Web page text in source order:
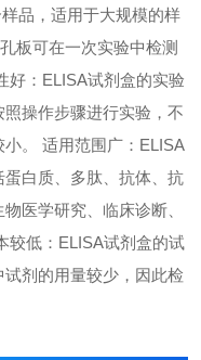
品，适用于大规模的样
板可在一次实验中检测
好：ELISA试剂盒的实验
操作步骤进行实验，不
。 适用范围广：ELISA
白质、多肽、抗体、抗
医学研究、临床诊断、
较低：ELISA试剂盒的试
剂的用量较少，因此检